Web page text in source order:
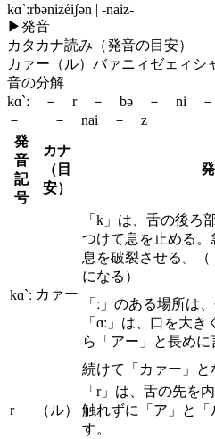
kɑ`ːrbənizéiʃən | -naiz-
▶発音
カタカナ読み（発音の目安）
カァー（ル）バァニィゼェィシ
音の分解
kɑ`ː － r － bə － ni
－ | － nai － z
発
音
記
号
カナ
（目
安）
kɑ`ː カァー
「k」は、舌の後ろ
つけて息を止める。
息を破裂させる。
になる）
「ː」のある場所は
「ɑː」は、口を大
ら「アー」と長めに
続けて「カァー」と
r （ル）
「r」は、舌の先を
触れずに「ア」と
す。